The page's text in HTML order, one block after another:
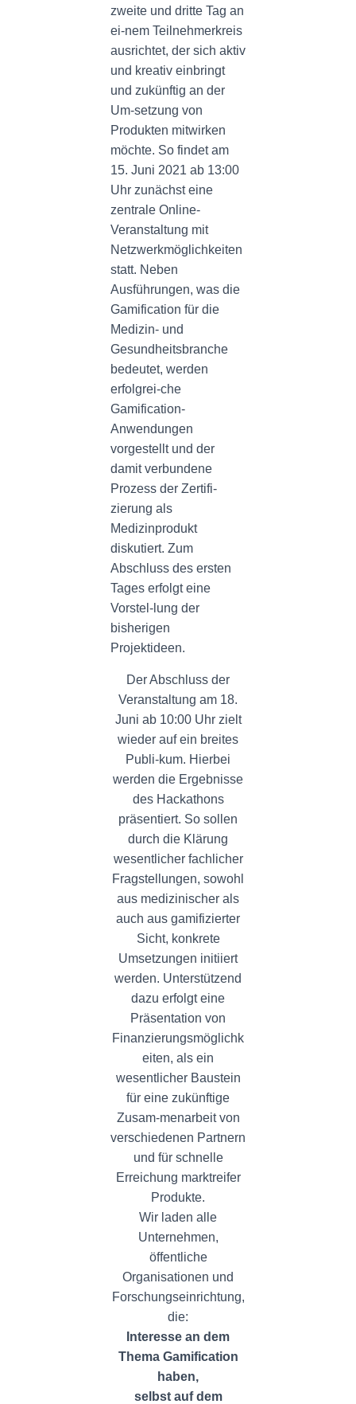
zweite und dritte Tag an
ei-nem Teilnehmerkreis
ausrichtet, der sich aktiv
und kreativ einbringt
und zukünftig an der
Um-setzung von
Produkten mitwirken
möchte. So findet am
15. Juni 2021 ab 13:00
Uhr zunächst eine
zentrale Online-
Veranstaltung mit
Netzwerkmöglichkeiten
statt. Neben
Ausführungen, was die
Gamification für die
Medizin- und
Gesundheitsbranche
bedeutet, werden
erfolgrei-che
Gamification-
Anwendungen
vorgestellt und der
damit verbundene
Prozess der Zertifi-
zierung als
Medizinprodukt
diskutiert. Zum
Abschluss des ersten
Tages erfolgt eine
Vorstel-lung der
bisherigen
Projektideen.
Der Abschluss der
Veranstaltung am 18.
Juni ab 10:00 Uhr zielt
wieder auf ein breites
Publi-kum. Hierbei
werden die Ergebnisse
des Hackathons
präsentiert. So sollen
durch die Klärung
wesentlicher fachlicher
Fragstellungen, sowohl
aus medizinischer als
auch aus gamifizierter
Sicht, konkrete
Umsetzungen initiiert
werden. Unterstützend
dazu erfolgt eine
Präsentation von
Finanzierungsmöglichk
eiten, als ein
wesentlicher Baustein
für eine zukünftige
Zusam-menarbeit von
verschiedenen Partnern
und für schnelle
Erreichung marktreifer
Produkte.
Wir laden alle
Unternehmen,
öffentliche
Organisationen und
Forschungseinrichtung,
die:
Interesse an dem
Thema Gamification
haben,
selbst auf dem